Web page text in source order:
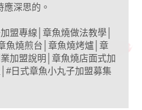
應深思的。
盟專線│章魚燒做法教學│
魚燒煎台│章魚燒烤爐│章
加盟說明│章魚燒店面式加
日式章魚小丸子加盟募集